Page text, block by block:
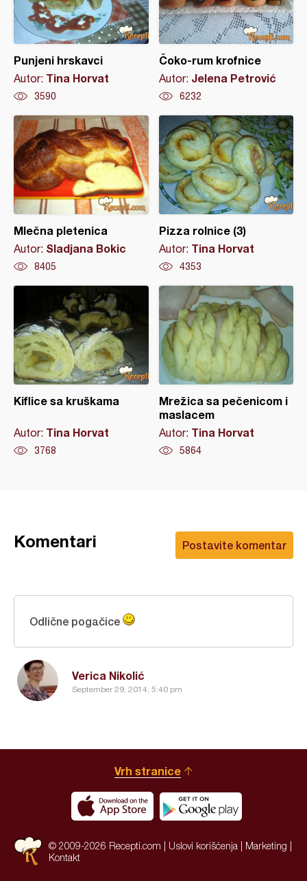
Punjeni hrskavci
Autor: Tina Horvat
3590
Čoko-rum krofnice
Autor: Jelena Petrović
6232
Mlečna pletenica
Autor: Sladjana Bokic
8405
Pizza rolnice (3)
Autor: Tina Horvat
4353
Kiflice sa kruškama
Autor: Tina Horvat
3768
Mrežica sa pečenicom i
maslacem
Autor: Tina Horvat
5864
Postavite komentar
Komentari
Verica Nikolić
September 29, 2014, 5:40 pm
Odlične pogačice
Vrh stranice
© 2009-2026 Recepti.com | Uslovi korišćenja Marketing
Kontakt